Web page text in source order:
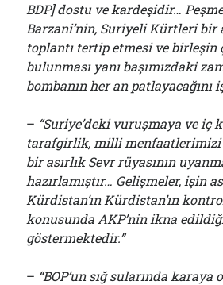
BDP] dostu ve kardeşidir…
Barzani’nin, Suriyeli Kürtleri bir
toplantı tertip etmesi ve birleşin
bulunması yanı başımızdaki
bombanın her an patlayacağını
– “Suriye’deki vuruşmaya ve iç
tarafgirlik, milli menfaatlerimizi
bir asırlık Sevr rüyasının
hazırlamıştır… Gelişmeler, işin
Kürdistan’ın Kürdistan’ın
konusunda AKP’nin ikna
göstermektedir.”
– “BOP’un sığ sularında karaya